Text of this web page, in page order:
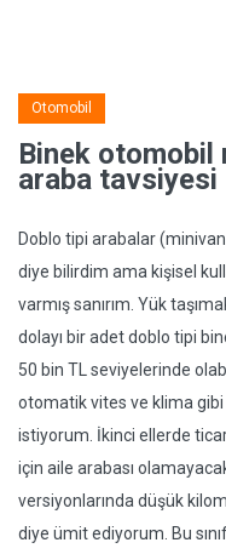
Otomobil
Binek otomobil
araba tavsiyesi
Doblo tipi arabalar
diye bilirdim ama kişisel
varmış sanırım. Yük
dolayı bir adet doblo tipi
50 bin TL seviyelerinde
otomatik vites ve klima gibi
istiyorum. İkinci ellerde
için aile arabası
versiyonlarında düşük
diye ümit ediyorum. Bu